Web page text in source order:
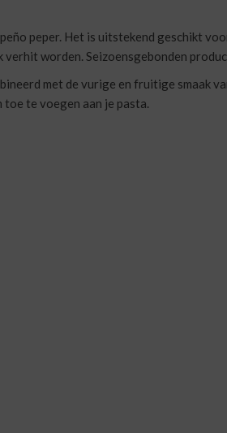
peper. Het is uitstekend geschikt
worden. Seizoensgebonden
met de vurige en fruitige smaak
te voegen aan je pasta.